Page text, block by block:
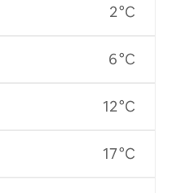
2 °C
6 °C
12 °C
17 °C